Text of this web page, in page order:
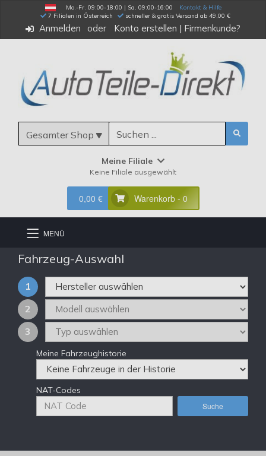
Mo.-Fr. 09:00-18:00 | Sa. 09:00-16:00
Kontakt & Hilfe
7 Filialen in Österreich
schneller & gratis Versand ab 49,00 €
Anmelden Konto erstellen | Firmenkunde?
Gesamter Shop
Meine Filiale
Keine Filiale ausgewählt
0,00 € Warenkorb - 0
MENÜ
Fahrzeug-Auswahl
1
2
3
Meine Fahrzeughistorie
NAT-Codes
Suche